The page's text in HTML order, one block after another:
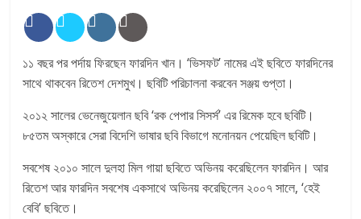
১১ বছর পর পর্দায় ফিরছেন ফারদিন খান। ‘ভিসফট’ নামের এই ছবিতে ফারদিনের
সাথে থাকবেন রিতেশ দেশমুখ। ছবিটি পরিচালনা করবেন সঞ্জয় গুপ্তা।
২০১২ সালের ভেনেজুয়েলান ছবি ‘রক পেপার সিসর্স’ এর রিমেক হবে ছবিটি।
৮৫তম অস্কারে সেরা বিদেশি ভাষার ছবি বিভাগে মনোনয়ন পেয়েছিল ছবিটি।
সবশেষ ২০১০ সালে দুলহা মিল গায়া ছবিতে অভিনয় করেছিলেন ফারদিন। আর
রিতেশ আর ফারদিন সবশেষ একসাথে অভিনয় করেছিলেন ২০০৭ সালে, ‘হেই
বেবি’ ছবিতে।